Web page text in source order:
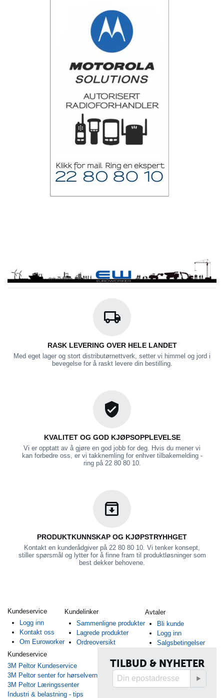
RASK LEVERING OVER HELE LANDET
Med eget lager og stort distributørnettverk, setter vi himmel og jord i
bevegelse for å raskt levere din bestilling.
KVALITET OG GOD KJØPSOPPLEVELSE
Vi er opptatt av å gjøre en god jobb for deg. Hvis du mener vi
kan forbedre oss, er vi takknemling for enhver tilbakemelding -
ring på 22 80 80 10.
PRODUKTKUNNSKAP OG KJØPSTRYHHGET
Kontakt en kunderådgiver på 22 80 80 10. Vi tenker konsept,
stiller spørsmål og lytter for å finne fram til produktløsninger som
best dekker behovene.
Kundeservice
Logg inn
Kontakt oss
Om Euroworker
Kundelinker
Sammenligne produkter
Lagrede produkter
Ordreoversikt
Avtaler
Bli kunde
Logg inn
Salgsbetingelser
Kundeservice
3M Peltor Kundeservice
3M Peltor senter for hørselvern
3M Peltor Læringssenter
Industri & belastning - tips
TILBUD & NYHETER